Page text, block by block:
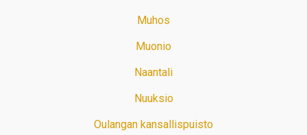
Muhos
Muonio
Naantali
Nuuksio
Oulangan kansallispuisto